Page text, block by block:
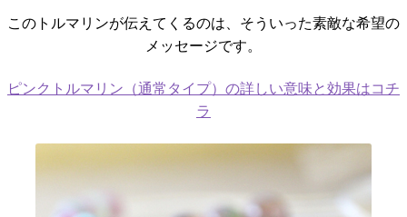
このトルマリンが伝えてくるのは、そういった素敵な希望の
メッセージです。
ピンクトルマリン（通常タイプ）の詳しい意味と効果はコチ
ラ